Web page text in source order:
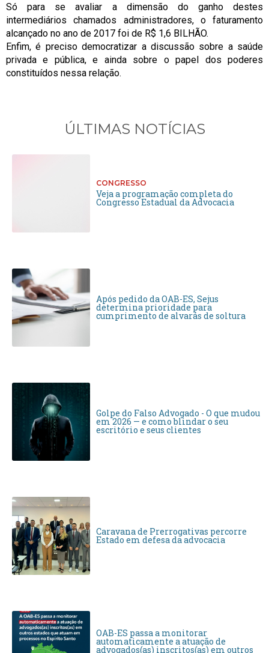
Só para se avaliar a dimensão do ganho destes
intermediários chamados administradores, o faturamento
alcançado no ano de 2017 foi de R$ 1,6 BILHÃO.
Enfim, é preciso democratizar a discussão sobre a saúde
privada e pública, e ainda sobre o papel dos poderes
constituídos nessa relação.
ÚLTIMAS NOTÍCIAS
CONGRESSO
Veja a programação completa do
Congresso Estadual da Advocacia
Após pedido da OAB-ES, Sejus
determina prioridade para
cumprimento de alvarás de soltura
Golpe do Falso Advogado - O que mudou
em 2026 — e como blindar o seu
escritório e seus clientes
Caravana de Prerrogativas percorre
Estado em defesa da advocacia
OAB-ES passa a monitorar
automaticamente a atuação de
advogados(as) inscritos(as) em outros